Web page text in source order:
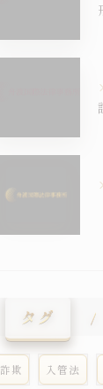
タグ
詐欺 入管法